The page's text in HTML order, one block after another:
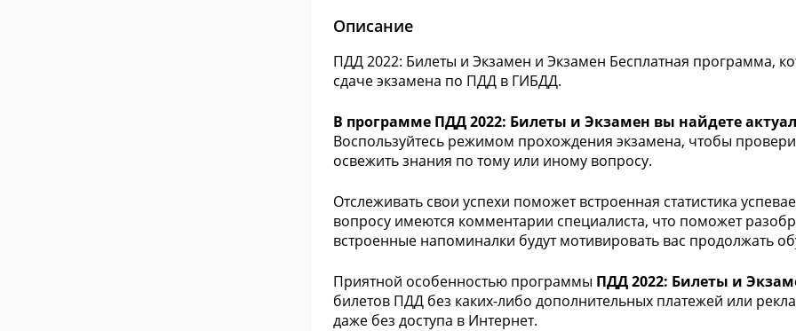
Описание
ПДД 2022: Билеты и Экзамен и Экзамен Бесплатная программа,
сдаче экзамена по ПДД в ГИБДД.
В программе ПДД 2022: Билеты и Экзамен вы найдете
Воспользуйтесь режимом прохождения экзамена, чтобы
освежить знания по тому или иному вопросу.
Отслеживать свои успехи поможет встроенная статистика
вопросу имеются комментарии специалиста, что поможет
встроенные напоминалки будут мотивировать вас продолжать
Приятной особенностью программы ПДД 2022: Билеты и
билетов ПДД без каких-либо дополнительных платежей или
даже без доступа в Интернет.